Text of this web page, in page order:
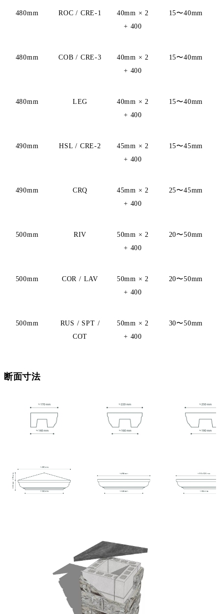
480mm ROC / CRE-1
40mm × 2
+ 400
15〜40mm
480mm COB / CRE-3
40mm × 2
+ 400
15〜40mm
480mm LEG
40mm × 2
+ 400
15〜40mm
490mm HSL / CRE-2
45mm × 2
+ 400
15〜45mm
490mm CRQ
45mm × 2
+ 400
25〜45mm
500mm RIV
50mm × 2
+ 400
20〜50mm
500mm COR / LAV
50mm × 2
+ 400
20〜50mm
500mm
RUS / SPT /
COT
50mm × 2
+ 400
30〜50mm
断面寸法